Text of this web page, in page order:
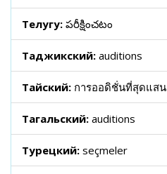
Телугу: పరీక్షించటం
Таджикский: auditions
Тайский: การออดิชั่นที่สุดแสน
Тагальский: auditions
Турецкий: seçmeler